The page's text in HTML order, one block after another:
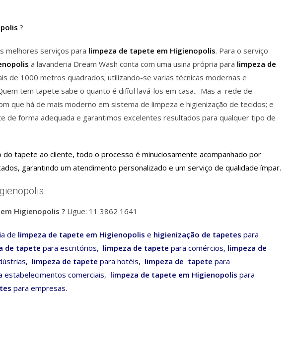
s ?
melhores serviços para limpeza de tapete em Higienopolis. Para o serviço
a lavanderia Dream Wash conta com uma usina própria para limpeza de
de 1000 metros quadrados; utilizando-se varias técnicas modernas e
tem tapete sabe o quanto é difícil lavá-los em casa.. Mas a rede de
que há de mais moderno em sistema de limpeza e higienização de tecidos; e
de forma adequada e garantimos excelentes resultados para qualquer tipo de
tapete ao cliente, todo o processo é minuciosamente acompanhado por
garantindo um atendimento personalizado e um serviço de qualidade ímpar.
Higienopolis ? Ligue: 11 3862 1641
de limpeza de tapete em Higienopolis e higienização de tapetes para
de tapete para escritórios, limpeza de tapete para comércios, limpeza de
limpeza de tapete para hotéis, limpeza de tapete para
estabelecimentos comerciais, limpeza de tapete em Higienopolis para
para empresas.